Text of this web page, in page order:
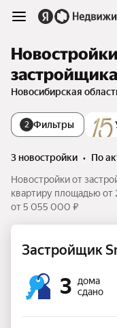
Новосибирская
2 Фильтры
3 новостройки •
по
Новостройки от
квартиру площадью от
от 5 055 000 ₽
Застройщик
3
дома
сдано